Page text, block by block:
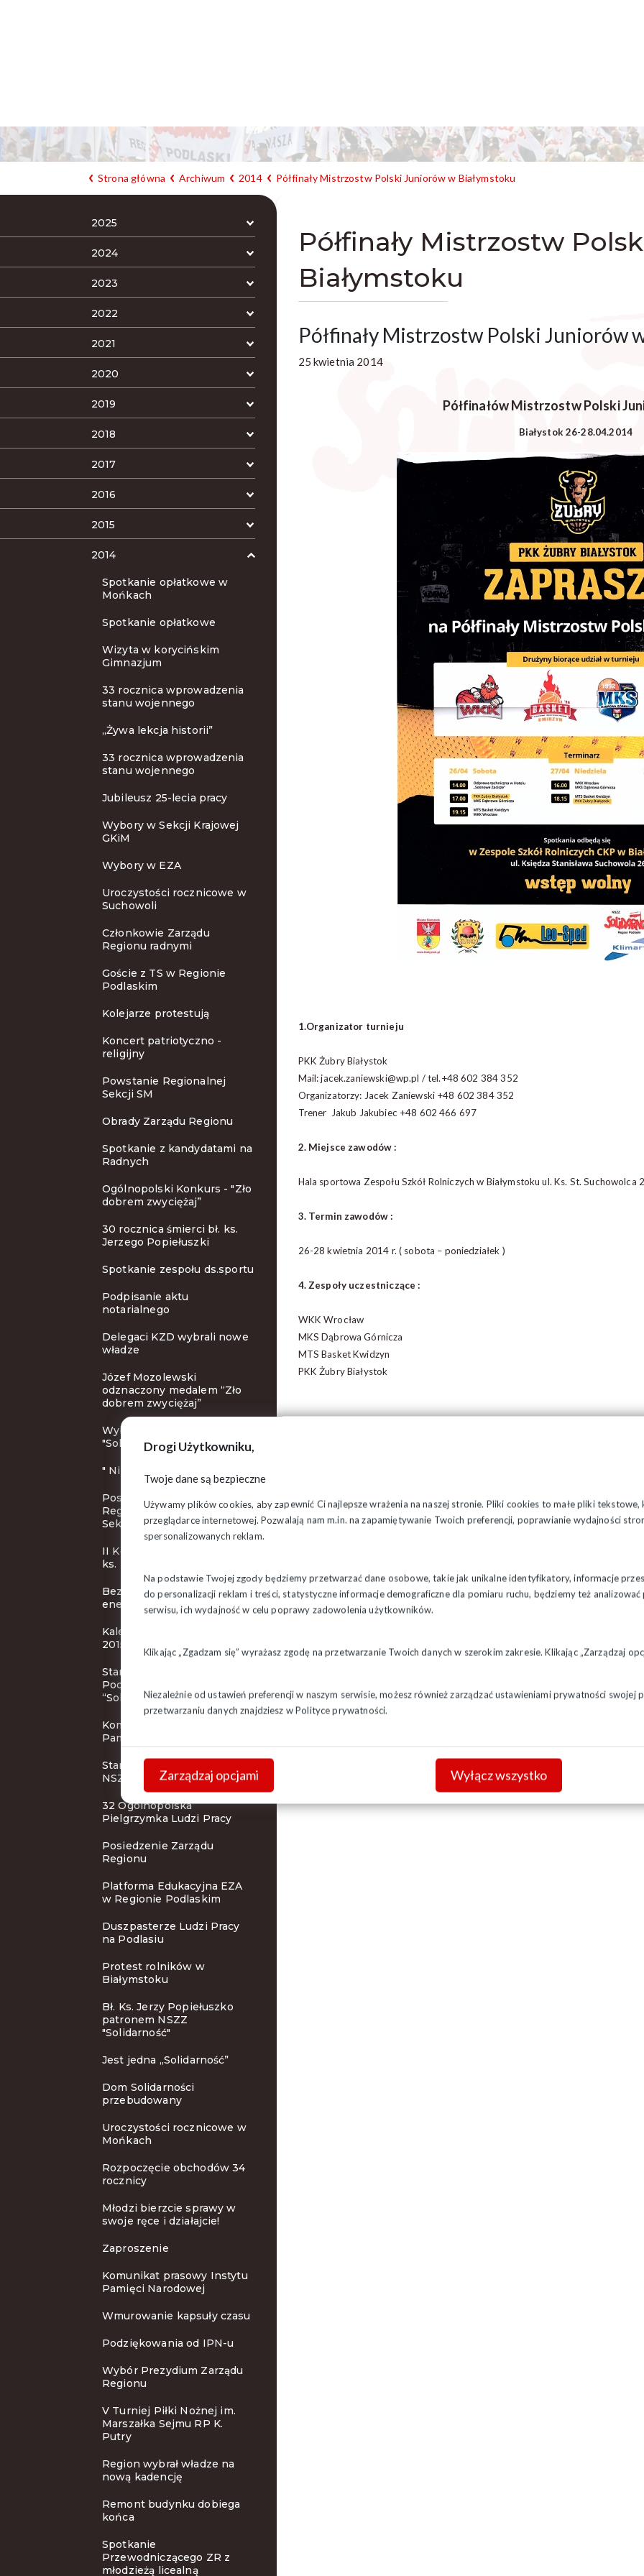
Drogi Użytkowniku,
Twoje dane są bezpieczne
Używamy plików cookies, aby zapewnić Ci najlepsze wrażenia na naszej stronie. Pliki cookies to małe pliki
przeglądarce internetowej. Pozwalają nam m.in. na zapamiętywanie Twoich preferencji, poprawianie wydajności
spersonalizowanych reklam.
Na podstawie Twojej zgody będziemy przetwarzać dane osobowe, takie jak unikalne identyfikatory, informacje
do personalizacji reklam i treści, statystyczne informacje demograficzne dla pomiaru ruchu, będziemy też
serwisu, ich wydajność w celu poprawy zadowolenia użytkowników.
Klikając „Zgadzam się” wyrażasz zgodę na przetwarzanie Twoich danych w szerokim zakresie. Klikając „Zarządzaj
Niezależnie od ustawień preferencji w naszym serwisie, możesz również zarządzać ustawieniami prywatności swojej
przetwarzaniu danych znajdziesz wPolityce prywatności.
Zarządzaj opcjami Wyłącz wszystko
Strona główna Archiwum 2014 Półfinały Mistrzostw Polski Juniorów w Białymstoku
2025
2024
2023
2022
2021
2020
2019
2018
2017
2016
2015
2014
Spotkanie opłatkowe w
Mońkach
Spotkanie opłatkowe
Wizyta w korycińskim
Gimnazjum
33 rocznica wprowadzenia
stanu wojennego
„Żywa lekcja historii”
33 rocznica wprowadzenia
stanu wojennego
Jubileusz 25-lecia pracy
Wybory w Sekcji Krajowej
GKiM
Wybory w EZA
Uroczystości rocznicowe w
Suchowoli
Członkowie Zarządu
Regionu radnymi
Goście z TS w Regionie
Podlaskim
Kolejarze protestują
Koncert patriotyczno -
religijny
Powstanie Regionalnej
Sekcji SM
Obrady Zarządu Regionu
Spotkanie z kandydatami na
Radnych
Ogólnopolski Konkurs - "Zło
dobrem zwyciężaj”
30 rocznica śmierci bł. ks.
Jerzego Popiełuszki
Spotkanie zespołu ds.sportu
Podpisanie aktu
notarialnego
Delegaci KZD wybrali nowe
władze
Józef Mozolewski
odznaczony medalem “Zło
dobrem zwyciężaj”
Wybory nowych władz
"Solidarności"
" Nie znał Pan Jurka? "
Posiedzenie Rady
Regionalnej Podlaskiej
Sekcji Pożarnictwa
II Konkurs Poetycki im. bł.
ks. Popiełuszki
Bezpieczeństwo
energetyczne kraju
Kalendarze związkowe na
2015 rok
Stanowisko Prezydium ZR
Podlaskiego NSZZ
“Solidarność”
Komunikat prasowy Instytu
Pamięci Narodowej
Stanowisko Prezydium KK
NSZZ “Solidarność”
32 Ogólnopolska
Pielgrzymka Ludzi Pracy
Posiedzenie Zarządu
Regionu
Platforma Edukacyjna EZA
w Regionie Podlaskim
Duszpasterze Ludzi Pracy
na Podlasiu
Protest rolników w
Białymstoku
Bł. Ks. Jerzy Popiełuszko
patronem NSZZ
"Solidarność"
Jest jedna „Solidarność”
Dom Solidarności
przebudowany
Uroczystości rocznicowe w
Mońkach
Rozpoczęcie obchodów 34
rocznicy
Młodzi bierzcie sprawy w
swoje ręce i działajcie!
Zaproszenie
Komunikat prasowy Instytu
Pamięci Narodowej
Wmurowanie kapsuły czasu
Podziękowania od IPN-u
Wybór Prezydium Zarządu
Regionu
V Turniej Piłki Nożnej im.
Marszałka Sejmu RP K.
Putry
Region wybrał władze na
nową kadencję
Remont budynku dobiega
końca
Spotkanie
Przewodniczącego ZR z
młodzieżą licealną
Półfinały Mistrzostw
Białymstoku
Półfinały Mistrzostw Polski Juniorów
25 kwietnia 2014
Półfinałów Mistrzostw Polski
Białystok 26-28.04.2014
1.Organizator turnieju
PKK Żubry Białystok
Mail: jacek.zaniewski@wp.pl / tel.+48 602 384 352
Organizatorzy: Jacek Zaniewski +48 602 384 352
Trener Jakub Jakubiec +48 602 466 697
2. Miejsce zawodów :
Hala sportowa Zespołu Szkół Rolniczych w Białymstoku ul. Ks. St. Suchowolca
3. Termin zawodów :
26-28 kwietnia 2014 r. ( sobota – poniedziałek )
4. Zespoły uczestniczące :
WKK Wrocław
MKS Dąbrowa Górnicza
MTS Basket Kwidzyn
PKK Żubry Białystok